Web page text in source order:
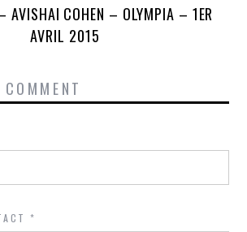
AVISHAI COHEN – OLYMPIA – 1ER
AVRIL 2015
*